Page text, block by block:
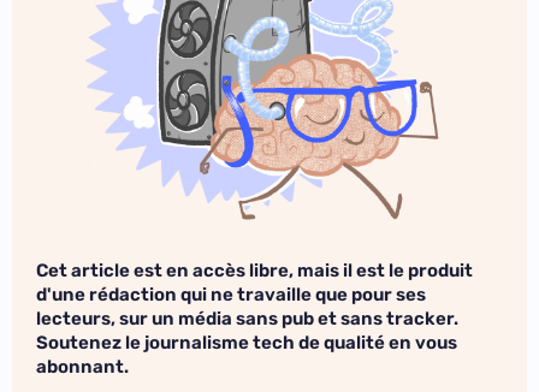
Cet article est en accès libre, mais il est le produit
d'une rédaction qui ne travaille que pour ses
lecteurs, sur un média sans pub et sans tracker.
Soutenez le journalisme tech de qualité en vous
abonnant.